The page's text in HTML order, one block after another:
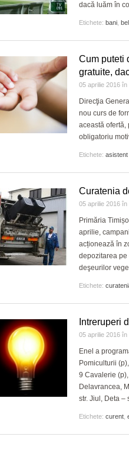
dacă luăm în
Etichete: bani
Cum puteti
gratuite,
05 aprilie 2016 în
Direcţia
nou curs de
această ofertă,
obligatoriu
Etichete: asistent
Curatenia
05 aprilie 2016 în
Primăria
aprilie,
acționează în
depozitarea
deşeurilor
Etichete:
Intreruperi
05 aprilie 2016 în
Enel a
Pomiculturii
9 Cavalerie
Delavrancea,
str. Jiul, Deta –
Etichete: curent